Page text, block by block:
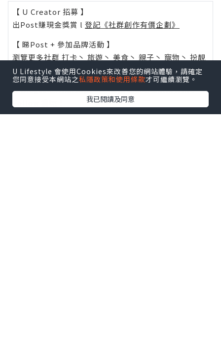
【 U Creator 招募 】
出Post賺現金獎賞 l 登記《社群創作有價企劃》
【 睇Post + 參加品牌活動 】
瀏覽更多社群 打卡 丶 旅遊 丶 美食 丶 親子 丶 寵物 丶 扮靚
攻略及活動情報
U Blog開咗WhatsApp啦！發掘更多吃喝玩樂資訊！
Follow 我哋
U Lifestyle 會使用Cookies來改善您的網站體驗，請確定
您同意接受本網站之私隱政策和使用條款才可繼續瀏覽。
我已閱讀及同意